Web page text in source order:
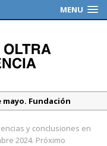
MENU
mayo. Fundación
regulación
y conclusiones en
2024. Próximo